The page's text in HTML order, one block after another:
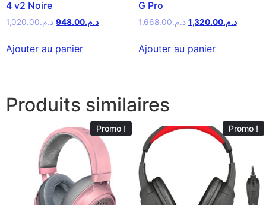
4 v2 Noire
د.م.1,020.00 د.م.948.00
Ajouter au panier
G Pro
د.م.1,668.00 د.م.1,320.00
Ajouter au panier
Produits similaires
Promo ! Promo !